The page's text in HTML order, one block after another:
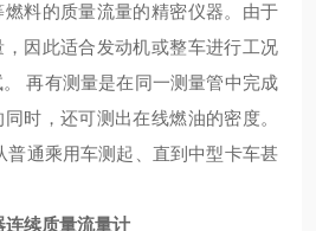
料的质量流量的精密仪器。由于
因此适合发动机或整车进行工况
再有测量是在同一测量管中完成
时，还可测出在线燃油的密度。
普通乘用车测起、直到中型卡车甚
续质量流量计